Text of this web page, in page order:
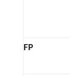
FP